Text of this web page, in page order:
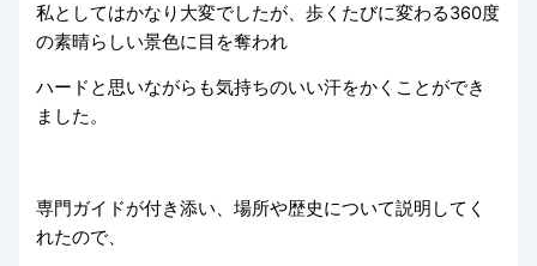
私としてはかなり大変でしたが、歩くたびに変わる360度
の素晴らしい景色に目を奪われ
ハードと思いながらも気持ちのいい汗をかくことができ
ました。
専門ガイドが付き添い、場所や歴史について説明してく
れたので、